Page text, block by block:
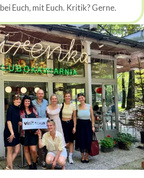
bei Euch, mit Euch. Kritik? Gerne.